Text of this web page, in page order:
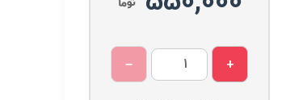
+
−